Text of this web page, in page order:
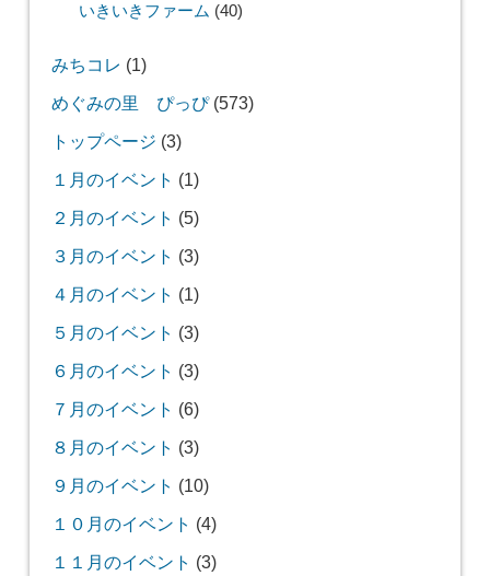
いきいきファーム (40)
みちコレ (1)
めぐみの里 ぴっぴ(573)
トップページ (3)
１月のイベント (1)
２月のイベント (5)
３月のイベント (3)
４月のイベント (1)
５月のイベント (3)
６月のイベント (3)
７月のイベント (6)
８月のイベント (3)
９月のイベント (10)
１０月のイベント (4)
１１月のイベント (3)